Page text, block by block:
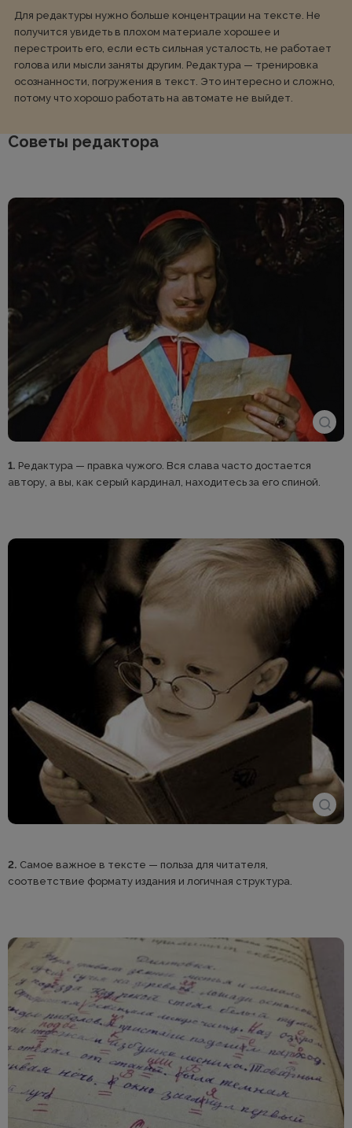
Для редактуры нужно больше концентрации на тексте. Не
получится увидеть в плохом материале хорошее и
перестроить его, если есть сильная усталость, не работает
голова или мысли заняты другим. Редактура — тренировка
осознанности, погружения в текст. Это интересно и сложно,
потому что хорошо работать на автомате не выйдет.
Советы редактора
1. Редактура — правка чужого. Вся слава часто достается
автору, а вы, как серый кардинал, находитесь за его спиной.
2. Самое важное в тексте — польза для читателя,
соответствие формату издания и логичная структура.